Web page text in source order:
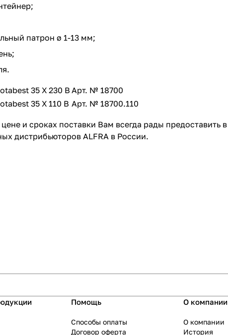
патрон ø 1-13 мм;
35 X230 В Арт. № 18700
35 X110 В Арт. № 18700.110
и сроках поставки Вам всегда рады предоставить в
дистрибьюторов ALFRA в России.
Помощь
Способы оплаты
Договор оферта
О компании
О компании
История